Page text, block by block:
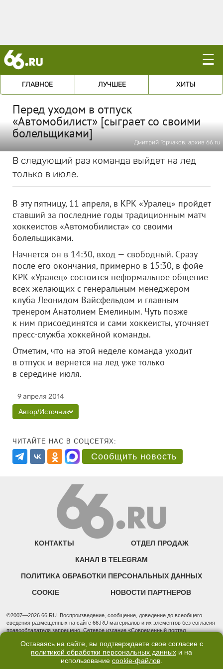
☰
ГЛАВНОЕ ЛУЧШЕЕ ХИТЫ
Перед уходом в отпуск
«Автомобилист» [сыграет со своими
болельщиками]
Дмитрий Горчаков; архив 66.ru
В следующий раз команда выйдет на лед
только в июле.
В эту пятницу, 11 апреля, в КРК «Уралец» пройдет
ставший за последние годы традиционным матч
хоккеистов «Автомобилиста» со своими
болельщиками.
Начнется он в 14:30, вход — свободный. Сразу
после его окончания, примерно в 15:30, в фойе
КРК «Уралец» состоится неформальное общение
всех желающих с генеральным менеджером
клуба Леонидом Вайсфельдом и главным
тренером Анатолием Емелиным. Чуть позже
к ним присоединятся и сами хоккеисты, уточняет
пресс-служба хоккейной команды.
Отметим, что на этой неделе команда уходит
в отпуск и вернется на лед уже только
в середине июля.
9 апреля 2014
Автор/Источник
ЧИТАЙТЕ НАС В СОЦСЕТЯХ:
Сообщить новость
КОНТАКТЫ ОТДЕЛ ПРОДАЖ
КАНАЛ В TELEGRAM
ПОЛИТИКА ОБРАБОТКИ ПЕРСОНАЛЬНЫХ ДАННЫХ
COOKIE НОВОСТИ ПАРТНЕРОВ
©2007—2026 66.RU. Воспроизведение, сообщение, доведение до всеобщего
сведения размещенных на сайте 66.RU материалов и их элементов без согласия
правообладателя запрещено. Сетевое издание «Современный портал
надзору в сфере связи, информационных технологий и массовых коммуникаций
(Роскомнадзор). Регистрационный номер ЭЛ № ФС 77 - 76634 от 02.09.2019
Учредитель: Общество с ограниченной ответственностью "66.ру". Юридический
Оставаясь на сайте, вы подтверждаете свое согласие с
политикой обработки персональных данных и на
использование cookie-файлов.